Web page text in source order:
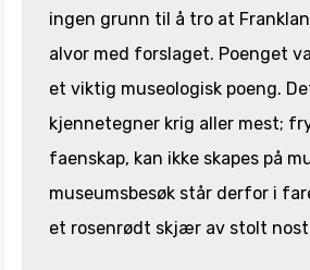
ingen grunn til å tro at
alvor med forslaget. Poenget
et viktig museologisk poeng.
kjennetegner krig aller mest;
faenskap, kan ikke skapes på
museumsbesøk står derfor i
et rosenrødt skjær av stolt